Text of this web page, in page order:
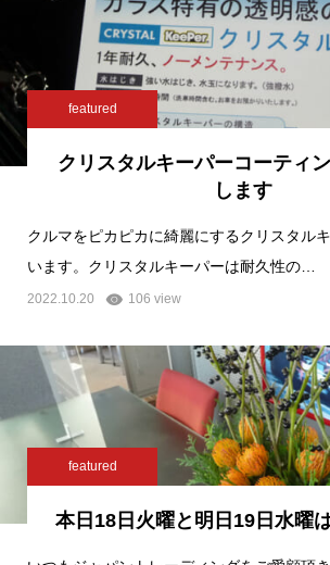
featured
クリスタルキーパーコーティ
します
クルマをピカピカに綺麗にするクリスタル
います。クリスタルキーパーは耐久性の…
2022.10.20 106 view
featured
本日18日火曜と明日19日水曜